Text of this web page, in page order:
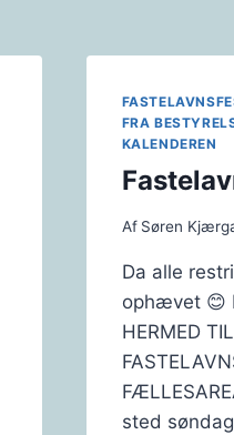
FRA
KALENDEREN
Af Søren
Da alle
ophævet 😊
HERMED
sted